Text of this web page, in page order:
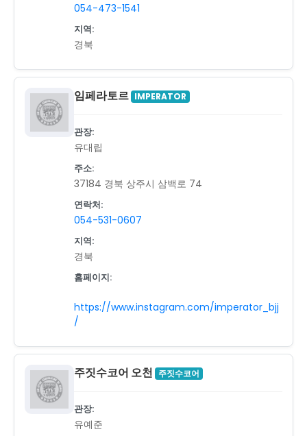
054-473-1541
지역:
경북
임페라토르 IMPERATOR
관장:
유대립
주소:
37184 경북 상주시 삼백로 74
연락처:
054-531-0607
지역:
경북
홈페이지:
https://www.instagram.com/imperator_bjj
/
주짓수코어 오천 주짓수코어
관장:
유예준